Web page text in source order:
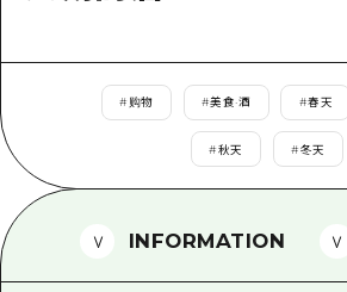
治愈
自然
一日游
1晚2天
2晚3天
广岛免费无线上网
面向外国游客的街
# 购物 #美食·酒 #春天
#秋天 #冬天
INFORMATION